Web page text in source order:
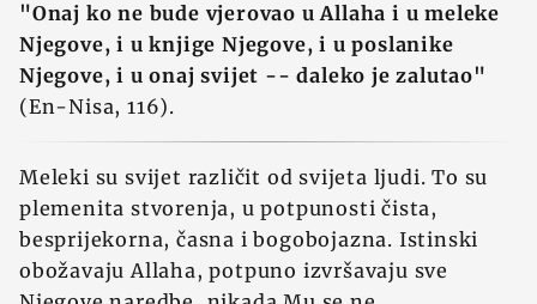
"Onaj ko ne bude vjerovao u Allaha i u meleke
Njegove, i u knjige Njegove, i u poslanike
Njegove, i u onaj svijet -- daleko je zalutao"
(En-Nisa, 116).
Meleki su svijet različit od svijeta ljudi. To su
plemenita stvorenja, u potpunosti čista,
besprijekorna, časna i bogobojazna. Istinski
obožavaju Allaha, potpuno izvršavaju sve